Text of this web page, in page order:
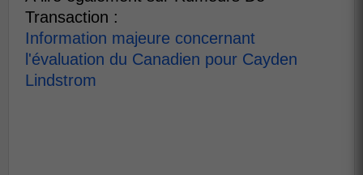
Transaction :
Information majeure concernant
l'évaluation du Canadien pour Cayden
Lindstrom